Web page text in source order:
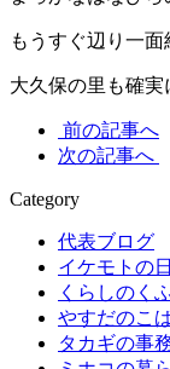
もうすぐ辺り一面
大久保の里も確実
前の記事へ
次の記事へ
Category
代表ブログ
イケモトの
くらしのく
やすだのこ
タカギの事